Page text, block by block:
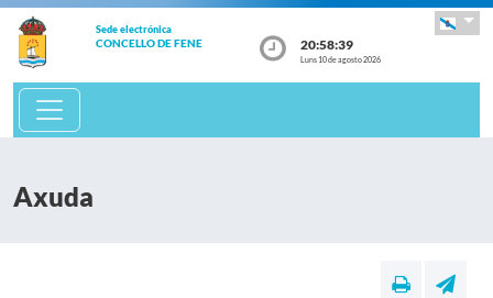
Sede electrónica
CONCELLO DE FENE 20:58:40
Luns 10 de agosto 2026
Axuda